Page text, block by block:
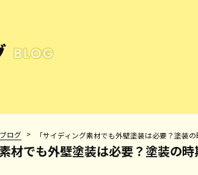
BLOG
ログ > 「サイディング素材でも外壁塗装は必要？塗装の
材でも外壁塗装は必要？塗装の時